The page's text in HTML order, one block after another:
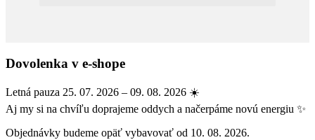
Dovolenka v e-shope
Letná pauza 25. 07. 2026 – 09. 08. 2026 ☀️
Aj my si na chvíľu doprajeme oddych a načerpáme novú energiu ✨
Objednávky budeme opäť vybavovať od 10. 08. 2026.